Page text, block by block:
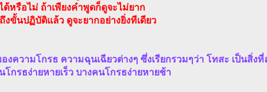
ด้หรือไม่ ถ้าเพียงคำพูดก็ดูจะไม่ยาก
งขั้นปฏิบัติแล้ว ดูจะยากอย่างยิ่งทีเดียว
องความโกรธ ความฉุนเฉียวต่างๆ ซึ่งเรียกรวมๆว่า โทสะ เป็นสิ่งที่
โกรธง่ายหายเร็ว บางคนโกรธง่ายหายช้า